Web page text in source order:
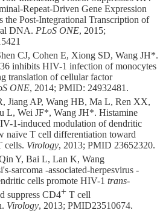
Repeat-Driven Gene Expression
the Post-Integrational Transcription of
DNA. PLoS ONE, 2015;
CJ, Cohen E, Xiong SD, Wang JH*.
inhibits HIV-1 infection of monocytes
translation of cellular factor
ONE, 2014; PMID: 24932481.
Jiang AP, Wang HB, Ma L, Ren XX,
L, Wei JF*, Wang JH*. Histamine
1-induced modulation of dendritic
naïve T cell differentiation toward
cells. Virology, 2013; PMID 23652320.
Y, Bai L, Lan K, Wang
sarcoma -associated-herpesvirus -
cells promote HIV-1 trans-
suppress CD4+T cell
Virology, 2013; PMID23510674.